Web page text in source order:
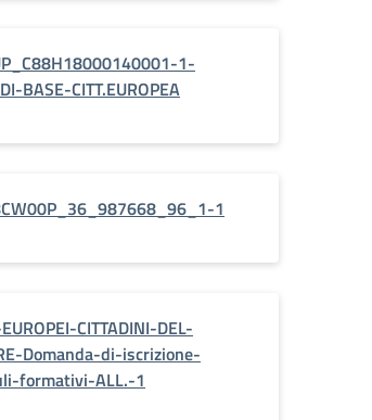
1-
BASE-CITT.EUROPEA
1
CITTADINI-DEL-
Domanda-di-iscrizione-
formativi-ALL.-1